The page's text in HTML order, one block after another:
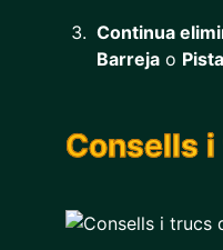
Continua
Barreja o Pista
Consells